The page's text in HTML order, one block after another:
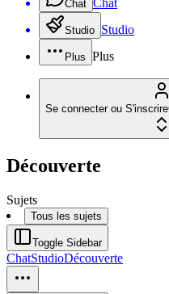
Chat Chat
Studio Studio
Plus Plus
Se connecter ou S'inscrire
Découverte
Sujets
Tous les sujets
Toggle Sidebar
ChatStudioDécouverte